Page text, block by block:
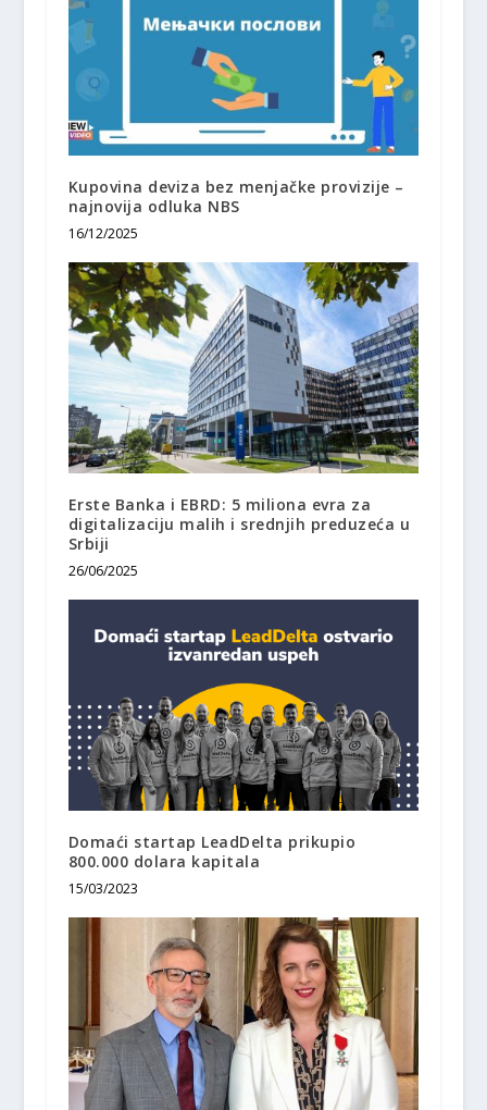
Kupovina deviza bez menjačke provizije –
najnovija odluka NBS
16/12/2025
Erste Banka i EBRD: 5 miliona evra za
digitalizaciju malih i srednjih preduzeća u
Srbiji
26/06/2025
Domaći startap LeadDelta prikupio
800.000 dolara kapitala
15/03/2023